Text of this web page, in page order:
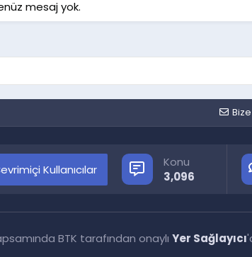
mesaj yok.
Kullanıcılar
Konu
3,096
BTK tarafından onaylı Yer Sağlayıcı